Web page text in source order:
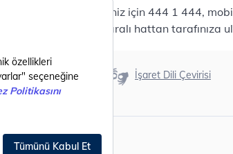
as a Service(PaaS)
Dönüşüm Katalogları
bireysel talepleriniz için 444 1 444,
444 0375 numaralı hattan tarafınıza
Erişilebilirlik İşaret Dili Çevirisi